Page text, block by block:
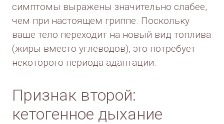
симптомы выражены значительно слабее,
чем при настоящем гриппе. Поскольку
ваше тело переходит на новый вид топлива
(жиры вместо углеводов), это потребует
некоторого периода адаптации.
Признак второй:
кетогенное дыхание